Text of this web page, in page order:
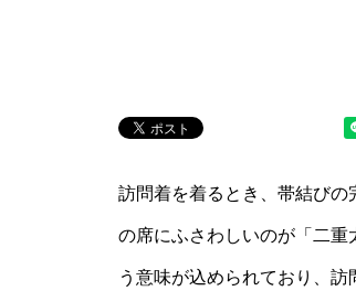
訪問着を着るとき、帯結び
の席にふさわしいのが「二
う意味が込められており、